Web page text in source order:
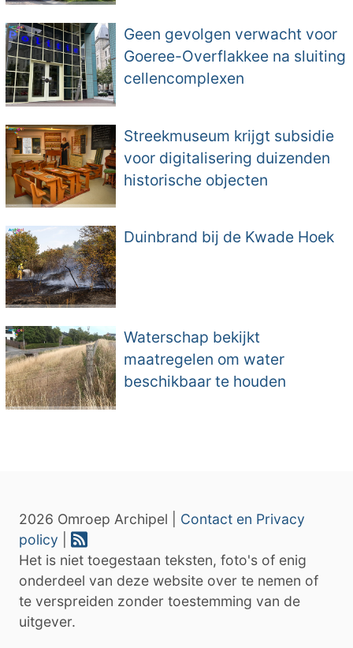
Geen gevolgen verwacht voor
Goeree-Overflakkee na sluiting
cellencomplexen
Streekmuseum krijgt subsidie
voor digitalisering duizenden
historische objecten
Duinbrand bij de Kwade Hoek
Waterschap bekijkt
maatregelen om water
beschikbaar te houden
2026 Omroep Archipel | Contact en Privacy
policy
Het is niet toegestaan teksten, foto's of enig
onderdeel van deze website over te nemen of
te verspreiden zonder toestemming van de
uitgever.